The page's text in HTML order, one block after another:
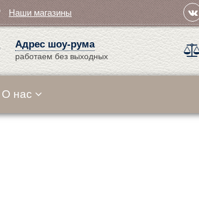
Наши магазины
Адрес шоу-рума
работаем без выходных
О нас